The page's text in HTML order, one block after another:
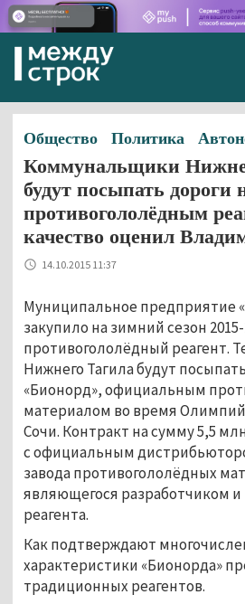
Общество Политика
Коммунальщики
будут посыпать дороги
противогололёдным
качество оценил
14.10.2015 11:37
Муниципальное предприятие
закупило на зимний сезон
противогололёдный реагент.
Нижнего Тагила будут
«Бионорд», официальным
материалом во время
Сочи. Контракт на сумму 5,5
с официальным
завода противогололёдных
являющегося разработчиком
реагента.
Как подтверждают
характеристики «Бионорда»
традиционных реагентов.